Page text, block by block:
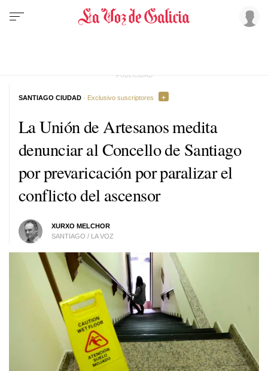
La Unión de Artesanos medita
denunciar al Concello de Santiago
por prevaricación por paralizar el
conflicto del ascensor
XURXO MELCHOR
SANTIAGO / LA VOZ
SANTIAGO CIUDAD · Exclusivo suscriptores